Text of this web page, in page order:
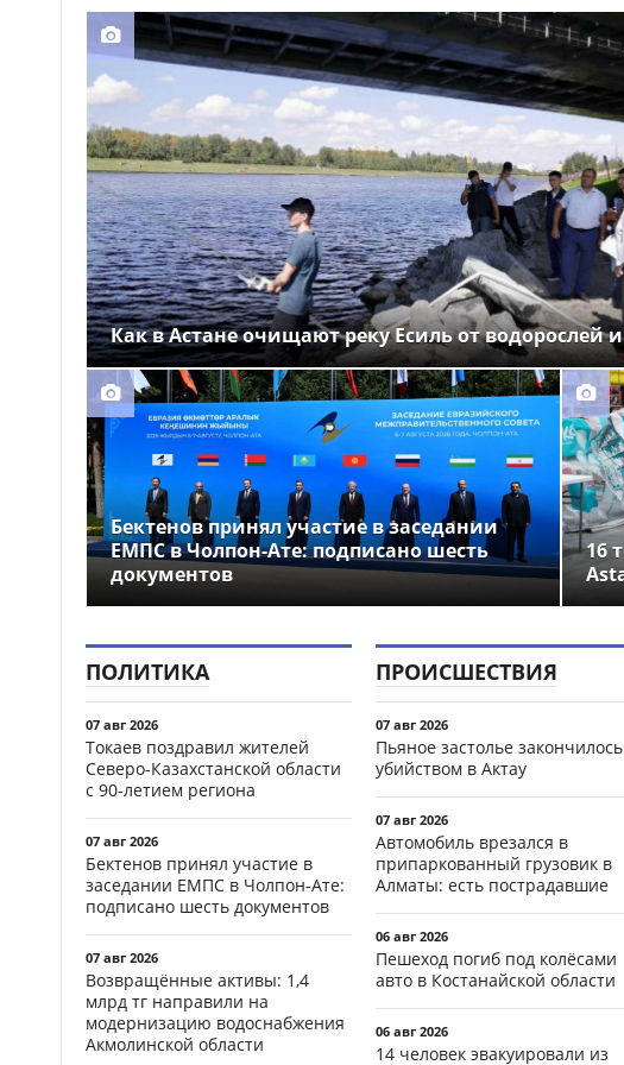
12:01
Выборы депутатов
Курултая: как узнать свой
избирательный участок
11:41
Служебная собака
помогла полицейским найти
пропавшую 18-летнюю
девушку в Караганде
Как в Астане очищают реку Есиль от водорослей
Бектенов принял участие в заседании
ЕМПС в Чолпон-Ате: подписано шесть
документов
16
ПОЛИТИКА
07 авг 2026
Токаев поздравил жителей
Северо-Казахстанской области
с 90-летием региона
07 авг 2026
Бектенов принял участие в
заседании ЕМПС в Чолпон-Ате:
подписано шесть документов
07 авг 2026
Возвращённые активы: 1,4
млрд тг направили на
модернизацию водоснабжения
Акмолинской области
ПРОИСШЕСТВИЯ
07 авг 2026
Пьяное застолье закончилось
убийством в Актау
07 авг 2026
Автомобиль врезался в
припаркованный грузовик в
Алматы: есть пострадавшие
06 авг 2026
Пешеход погиб под колёсами
авто в Костанайской области
06 авг 2026
14 человек эвакуировали из